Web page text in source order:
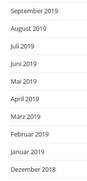
September 2019
August 2019
Juli 2019
Juni 2019
Mai 2019
April 2019
März 2019
Februar 2019
Januar 2019
Dezember 2018